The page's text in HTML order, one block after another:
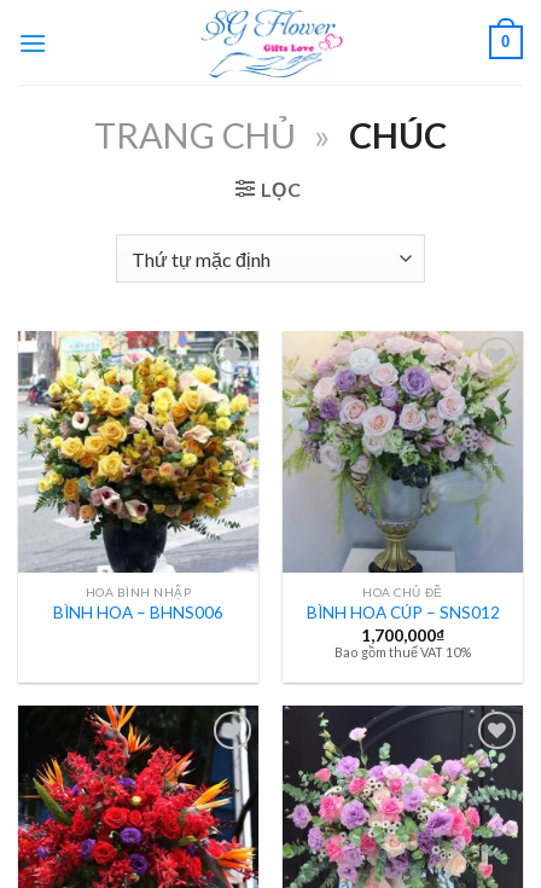
0
TRANG CHỦ » CHÚC
LỌC
HOA BÌNH NHẬP
BÌNH HOA – BHNS006
HOA CHỦ ĐỀ
BÌNH HOA CÚP – SNS012
1,700,000₫
Bao gồm thuế VAT 10%